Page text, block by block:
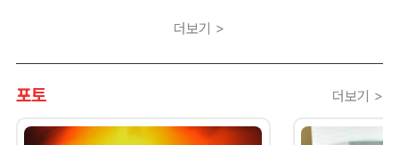
더보기 >
포토 더보기 >